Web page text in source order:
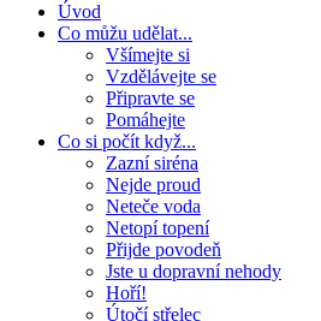
Úvod
Co můžu udělat...
Všímejte si
Vzdělávejte se
Připravte se
Pomáhejte
Co si počít když...
Zazní siréna
Nejde proud
Neteče voda
Netopí topení
Přijde povodeň
Jste u dopravní nehody
Hoří!
Útočí střelec